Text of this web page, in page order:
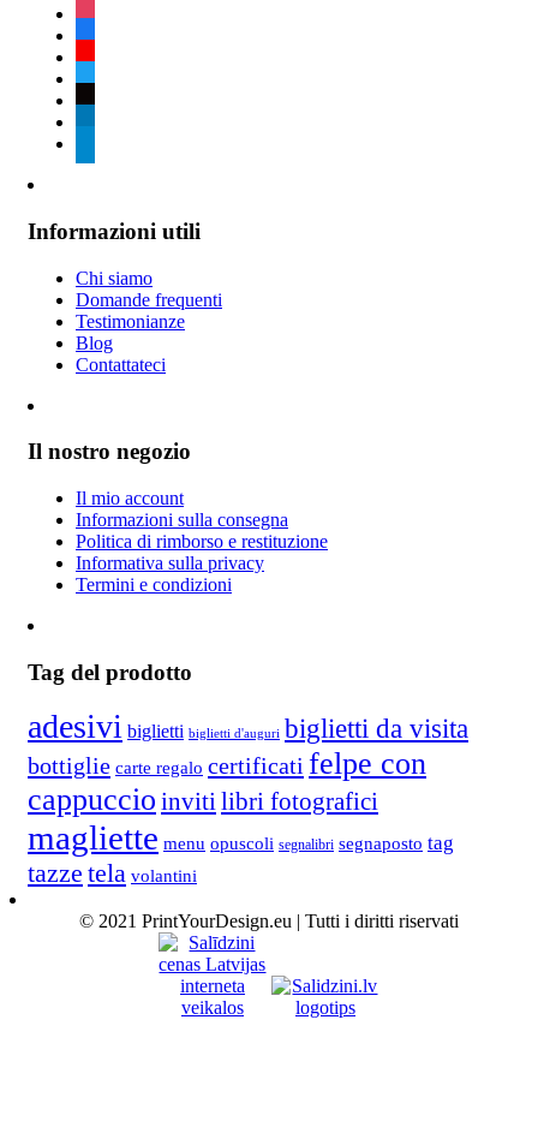
Informazioni utili
Chi siamo
Domande frequenti
Testimonianze
Blog
Contattateci
Il nostro negozio
Il mio account
Informazioni sulla consegna
Politica di rimborso e restituzione
Informativa sulla privacy
Termini e condizioni
Tag del prodotto
adesivi biglietti biglietti d'auguri biglietti da visita
bottiglie carte regalo certificati felpe con
cappuccio invitilibri fotografici
magliette menu opuscoli segnalibri segnaposto tag
tazze tela volantini
© 2021 PrintYourDesign.eu | Tutti i diritti riservati